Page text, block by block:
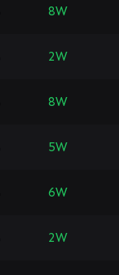
8W
2W
8W
5W
6W
2W